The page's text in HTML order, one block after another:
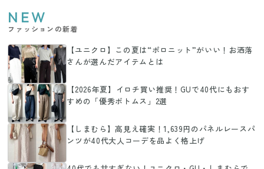
NEW
ファッションの新着
【ユニクロ】この夏は“ポロニット”がいい！お洒落
さんが選んだアイテムとは
【2026年夏】イロチ買い推奨！GUで40代にもおす
すめの「優秀ボトムス」2選
【しまむら】高見え確実！1,639円のパネルレースパ
ンツが40代大人コーデを品よく格上げ